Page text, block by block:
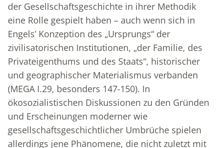
der Gesellschaftsgeschichte in ihrer Methodik
eine Rolle gespielt haben – auch wenn sich in
Engels’ Konzeption des „Ursprungs“ der
zivilisatorischen Institutionen, „der Familie, des
Privateigenthums und des Staats“, historischer
und geographischer Materialismus verbanden
(MEGA I.29, besonders 147-150). In
ökosozialistischen Diskussionen zu den Gründen
und Erscheinungen moderner wie
gesellschaftsgeschichtlicher Umbrüche spielen
allerdings jene Phänomene, die nicht zuletzt mit